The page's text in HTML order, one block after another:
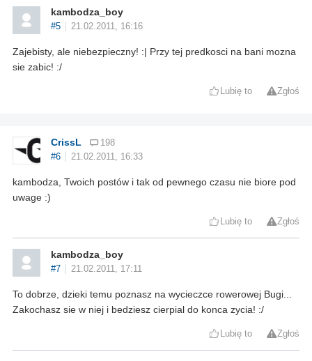
kambodza_boy
#5 21.02.2011, 16:16
Zajebisty, ale niebezpieczny! :| Przy tej predkosci na bani mozna
sie zabic! :/
Lubię to Zgłoś
CrissL
198
#6
21.02.2011, 16:33
kambodza, Twoich postów i tak od pewnego czasu nie biore pod
uwage :)
Lubię to Zgłoś
kambodza_boy
#7 21.02.2011, 17:11
To dobrze, dzieki temu poznasz na wycieczce rowerowej Bugi...
Zakochasz sie w niej i bedziesz cierpial do konca zycia! :/
Lubię to Zgłoś